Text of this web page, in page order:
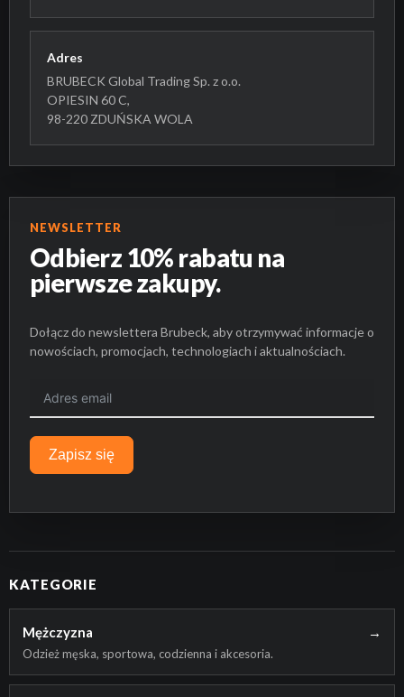
Adres
BRUBECK Global Trading Sp. z o.o.
OPIESIN 60 C,
98-220 ZDUŃSKA WOLA
NEWSLETTER
Odbierz 10% rabatu na
pierwsze zakupy.
Dołącz do newslettera Brubeck, aby otrzymywać informacje o
nowościach, promocjach, technologiach i aktualnościach.
Zapisz się
KATEGORIE
Mężczyzna →
Odzież męska, sportowa, codzienna i akcesoria.